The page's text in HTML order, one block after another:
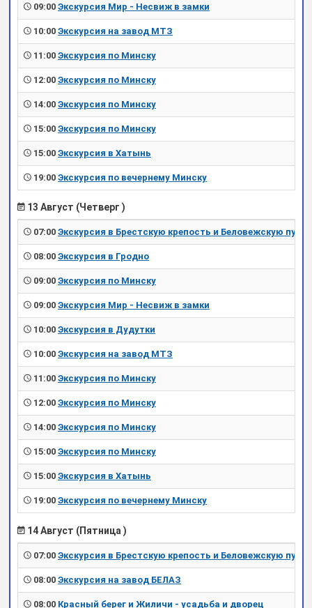
09:00 Экскурсия Мир - Несвиж в замки
10:00 Экскурсия на завод МТЗ
11:00 Экскурсия по Минску
12:00 Экскурсия по Минску
14:00 Экскурсия по Минску
15:00 Экскурсия по Минску
15:00 Экскурсия в Хатынь
19:00 Экскурсия по вечернему Минску
13 Август (Четверг )
07:00 Экскурсия в Брестскую крепость и Беловежскую пущу
08:00 Экскурсия в Гродно
09:00 Экскурсия по Минску
09:00 Экскурсия Мир - Несвиж в замки
10:00 Экскурсия в Дудутки
10:00 Экскурсия на завод МТЗ
11:00 Экскурсия по Минску
12:00 Экскурсия по Минску
14:00 Экскурсия по Минску
15:00 Экскурсия по Минску
15:00 Экскурсия в Хатынь
19:00 Экскурсия по вечернему Минску
14 Август (Пятница )
07:00 Экскурсия в Брестскую крепость и Беловежскую пущу
08:00 Экскурсия на завод БЕЛАЗ
08:00 Красный берег и Жиличи - усадьба и дворец